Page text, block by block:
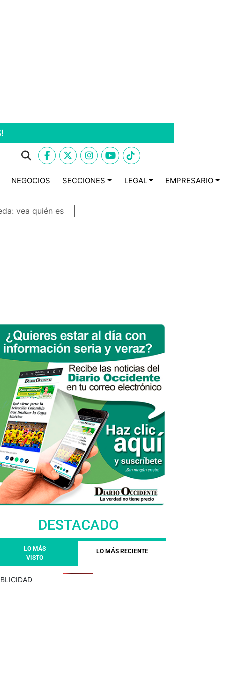
NEGOCIOS SECCIONES LEGAL EMPRESARIO
vea quién es
DESTACADO
LO MÁS
VISTO
LO MÁS RECIENTE